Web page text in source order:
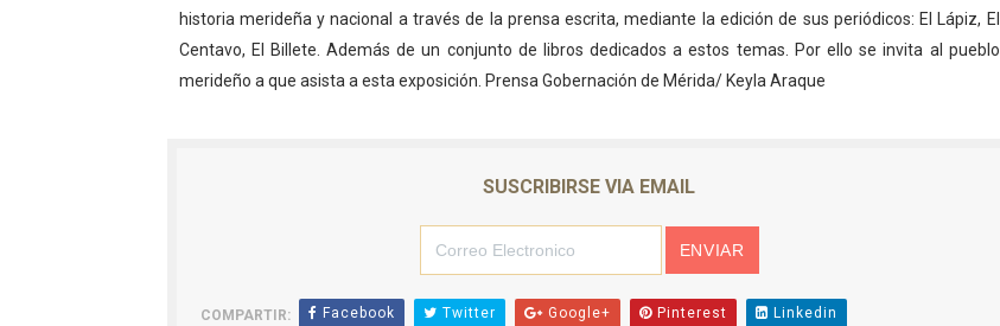
historia merideña y nacional a través de la prensa escrita, mediante la edición de sus periódicos: El Lápiz, El
Centavo, El Billete. Además de un conjunto de libros dedicados a estos temas. Por ello se invita al pueblo
merideño a que asista a esta exposición. Prensa Gobernación de Mérida/ Keyla Araque
SUSCRIBIRSE VIA EMAIL
COMPARTIR: Facebook Twitter Google+ Pinterest Linkedin